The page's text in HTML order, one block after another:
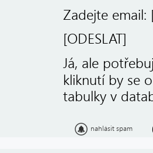
Zadejte email:
[ODESLAT]
Já, ale
kliknutí by se
tabulky v
nahlásit spam